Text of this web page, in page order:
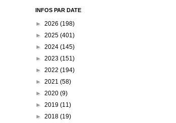
INFOS PAR DATE
► 2026 (198)
► 2025 (401)
► 2024 (145)
► 2023 (151)
► 2022 (194)
► 2021 (58)
► 2020 (9)
► 2019 (11)
► 2018 (19)